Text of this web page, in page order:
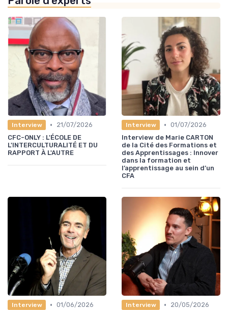
Interview •
21/07/2026
CFC-ONLY : L'ÉCOLE DE
L'INTERCULTURALITÉ ET DU
RAPPORT À L'AUTRE
Interview • 01/07/2026
Interview de Marie CARTON
de la Cité des Formations et
des Apprentissages : Innover
dans la formation et
l’apprentissage au sein d’un
CFA
Interview • 01/06/2026
Interview •
20/05/2026